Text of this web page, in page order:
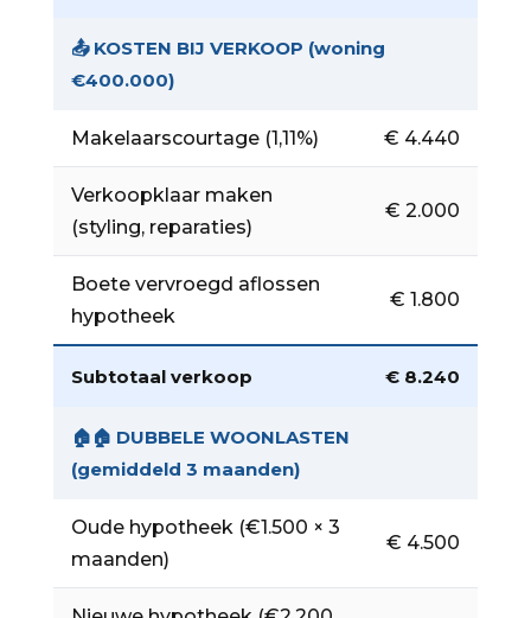
📤 KOSTEN BIJ VERKOOP (woning
€400.000)
Makelaarscourtage (1,11%) € 4.440
Verkoopklaar maken
(styling, reparaties)
€ 2.000
Boete vervroegd aflossen
hypotheek
€ 1.800
Subtotaal verkoop € 8.240
🏠🏠 DUBBELE WOONLASTEN
(gemiddeld 3 maanden)
Oude hypotheek (€1.500 × 3
maanden)
€ 4.500